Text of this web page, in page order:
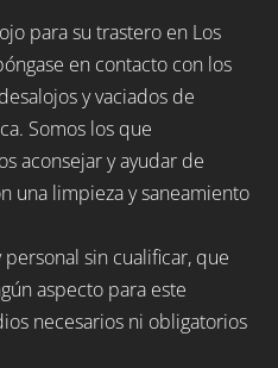
para su trastero en Los
en contacto con los
y vaciados de
Somos los que
aconsejar y ayudar de
una limpieza y saneamiento
sin cualificar, que
aspecto para este
necesarios ni obligatorios